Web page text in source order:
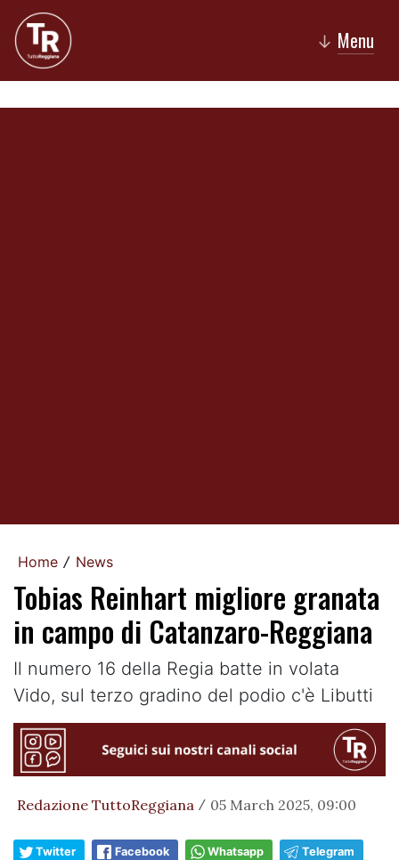
↓ Menu
Home / News
Tobias Reinhart migliore granata
in campo di Catanzaro-Reggiana
Il numero 16 della Regia batte in volata
Vido, sul terzo gradino del podio c'è Libutti
Redazione TuttoReggiana / 05 March 2025, 09:00
Twitter Facebook Whatsapp Telegram